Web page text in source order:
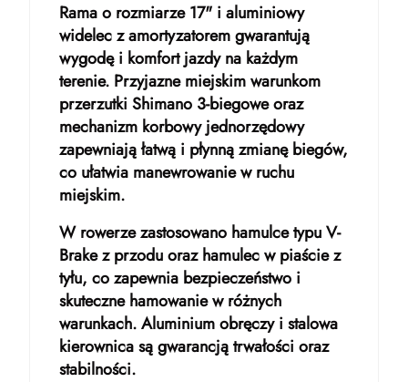
Rama o rozmiarze 17" i aluminiowy
widelec z amortyzatorem gwarantują
wygodę i komfort jazdy na każdym
terenie. Przyjazne miejskim warunkom
przerzutki Shimano 3-biegowe oraz
mechanizm korbowy jednorzędowy
zapewniają łatwą i płynną zmianę biegów,
co ułatwia manewrowanie w ruchu
miejskim.
W rowerze zastosowano hamulce typu V-
Brake z przodu oraz hamulec w piaście z
tyłu, co zapewnia bezpieczeństwo i
skuteczne hamowanie w różnych
warunkach. Aluminium obręczy i stalowa
kierownica są gwarancją trwałości oraz
stabilności.